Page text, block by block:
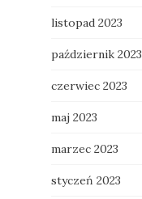
listopad 2023
październik 2023
czerwiec 2023
maj 2023
marzec 2023
styczeń 2023